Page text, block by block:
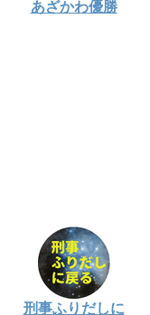
あざかわ優勝
刑事ふりだしに